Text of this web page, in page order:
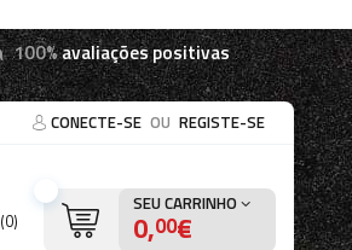
100%avaliações positivas
CONECTE-SE OU REGISTE-SE
(0)
SEU CARRINHO
0,00€